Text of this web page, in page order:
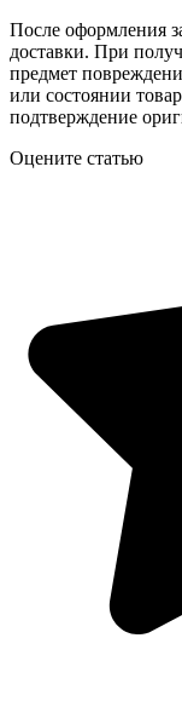
После оформления
доставки. При
предмет
или состоянии
подтверждение
Оцените статью